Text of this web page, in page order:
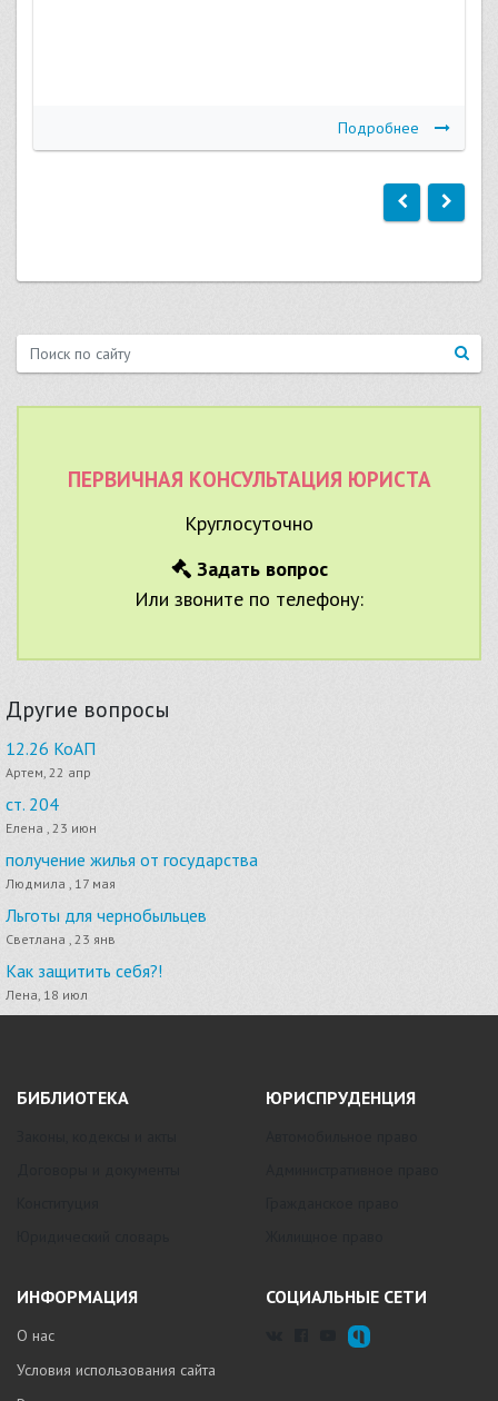
Подробнее
ПЕРВИЧНАЯ КОНСУЛЬТАЦИЯ ЮРИСТА
Круглосуточно
Задать вопрос
Или звоните по телефону:
Другие вопросы
12.26 КоАП
Артем, 22 апр
ст. 204
Елена , 23 июн
получение жилья от государства
Людмила , 17 мая
Льготы для чернобыльцев
Светлана , 23 янв
Как защитить себя?!
Лена, 18 июл
БИБЛИОТЕКА ЮРИСПРУДЕНЦИЯ
ИНФОРМАЦИЯ
О нас
Условия использования сайта
СОЦИАЛЬНЫЕ СЕТИ